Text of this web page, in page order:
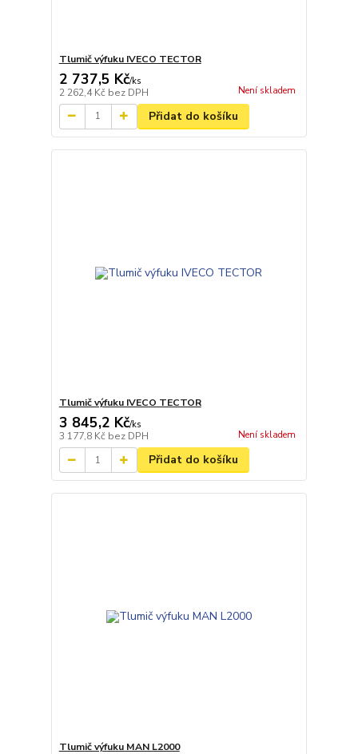
Tlumič výfuku IVECO TECTOR
2 737,5 Kč/ks
2 262,4 Kč bez DPH Není skladem
Přidat do košíku
Tlumič výfuku IVECO TECTOR
3 845,2 Kč/ks
3 177,8 Kč bez DPH Není skladem
Přidat do košíku
Tlumič výfuku MAN L2000